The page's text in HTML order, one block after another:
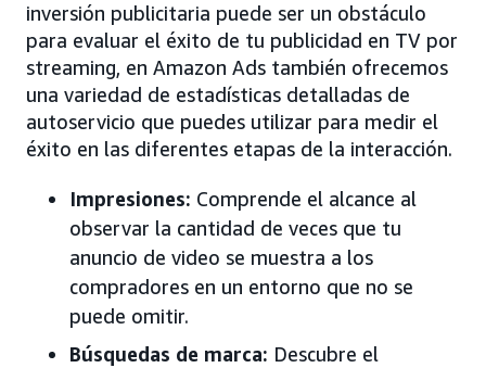
inversión publicitaria puede ser un obstáculo
para evaluar el éxito de tu publicidad en TV por
streaming, en Amazon Ads también ofrecemos
una variedad de estadísticas detalladas de
autoservicio que puedes utilizar para medir el
éxito en las diferentes etapas de la interacción.
Impresiones: Comprende el alcance al
observar la cantidad de veces que tu
anuncio de video se muestra a los
compradores en un entorno que no se
puede omitir.
Búsquedas de marca: Descubre el